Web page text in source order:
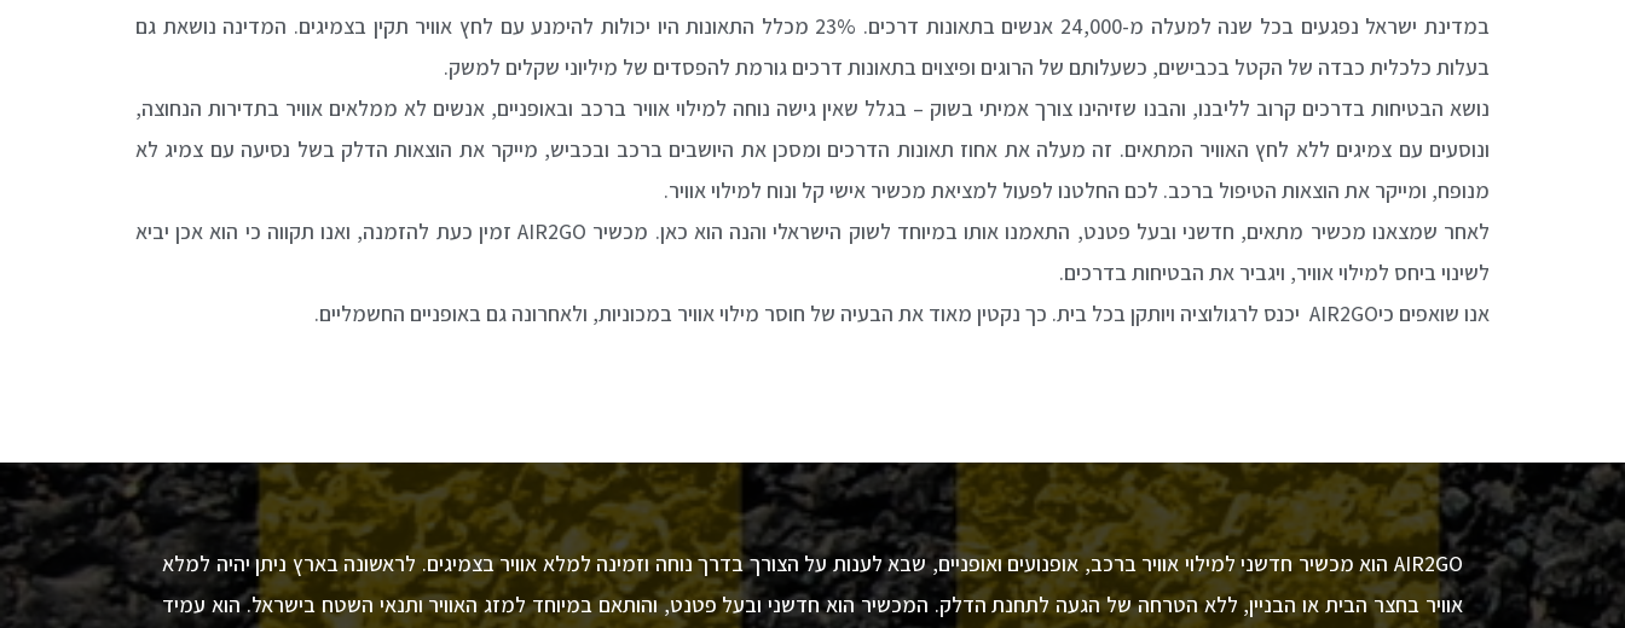
במדינת ישראל נפגעים בכל שנה למעלה מ-24,000 אנשים בתאונות דרכים. 23% מכלל התאונות היו יכולות להימנע עם לחץ אוויר תקין בצמיגים. המדינה נושאת גם
בעלות כלכלית כבדה של הקטל בכבישים, כשעלותם של הרוגים ופיצוים בתאונות דרכים גורמת להפסדים של מיליוני שקלים למשק.
נושא הבטיחות בדרכים קרוב לליבנו, והבנו שזיהינו צורך אמיתי בשוק – בגלל שאין גישה נוחה למילוי אוויר ברכב ובאופניים, אנשים לא ממלאים אוויר בתדירות הנחוצה,
ונוסעים עם צמיגים ללא לחץ האוויר המתאים. זה מעלה את אחוז תאונות הדרכים ומסכן את היושבים ברכב ובכביש, מייקר את הוצאות הדלק בשל נסיעה עם צמיג לא
מנופח, ומייקר את הוצאות הטיפול ברכב. לכם החלטנו לפעול למציאת מכשיר אישי קל ונוח למילוי אוויר.
לאחר שמצאנו מכשיר מתאים, חדשני ובעל פטנט, התאמנו אותו במיוחד לשוק הישראלי והנה הוא כאן. מכשיר AIR2GO זמין כעת להזמנה, ואנו תקווה כי הוא אכן יביא
לשינוי ביחס למילוי אוויר, ויגביר את הבטיחות בדרכים.
אנו שואפים כיAIR2GO יכנס לרגולוציה ויותקן בכל בית. כך נקטין מאוד את הבעיה של חוסר מילוי אוויר במכוניות, ולאחרונה גם באופניים החשמליים.
AIR2GO הוא מכשיר חדשני למילוי אוויר ברכב, אופנועים ואופניים, שבא לענות על הצורך בדרך נוחה וזמינה למלא אוויר בצמיגים. לראשונה בארץ ניתן יהיה למלא
אוויר בחצר הבית או הבניין, ללא הטרחה של הגעה לתחנת הדלק. המכשיר הוא חדשני ובעל פטנט, והותאם במיוחד למזג האוויר ותנאי השטח בישראל. הוא עמיד